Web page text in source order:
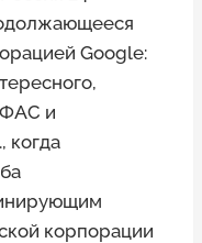
Google:
ФАС и
когда
корпорации